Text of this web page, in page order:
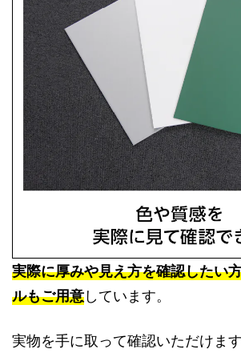
実際に厚みや見え方を確認したい
ルもご用意しています。
実物を手に取って確認いただけま